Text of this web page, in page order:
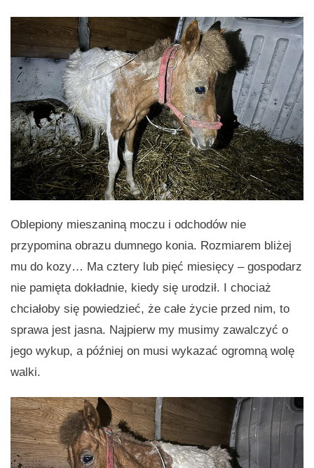
Oblepiony mieszaniną moczu i odchodów nie
przypomina obrazu dumnego konia. Rozmiarem bliżej
mu do kozy… Ma cztery lub pięć miesięcy – gospodarz
nie pamięta dokładnie, kiedy się urodził. I chociaż
chciałoby się powiedzieć, że całe życie przed nim, to
sprawa jest jasna. Najpierw my musimy zawalczyć o
jego wykup, a później on musi wykazać ogromną wolę
walki.